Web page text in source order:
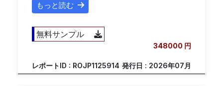
もっと読む
無料サンプル
348000 円
レポートID : ROJP1125914 発行日 : 2026年07月